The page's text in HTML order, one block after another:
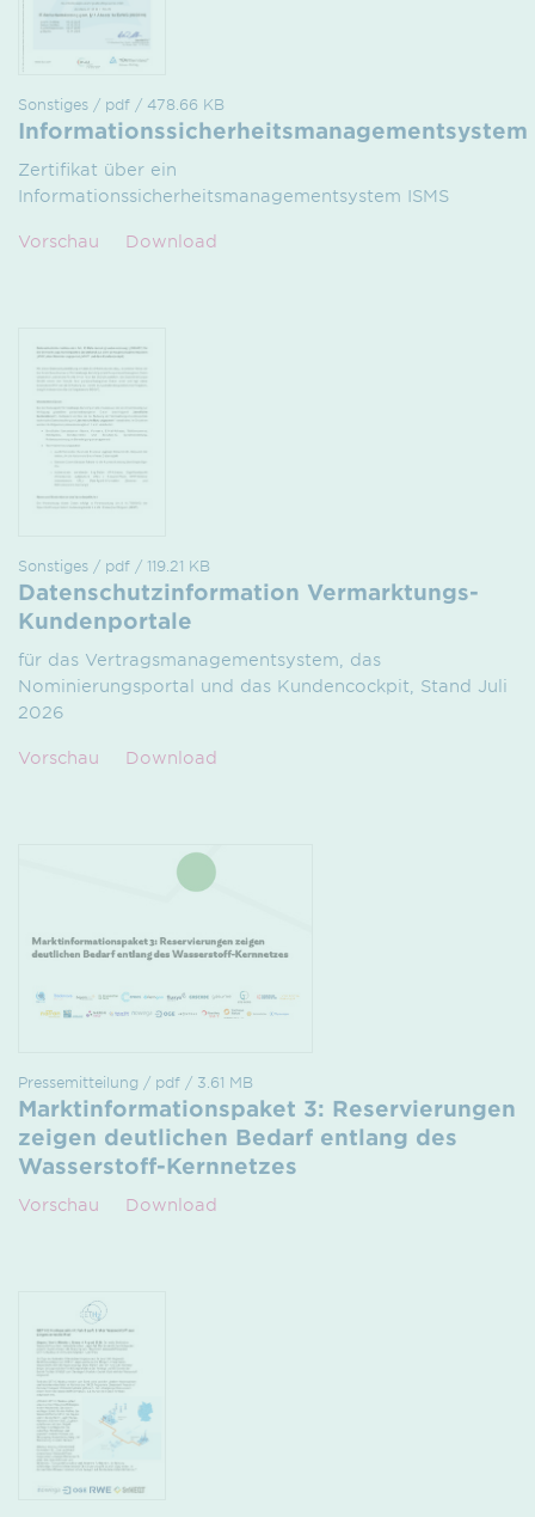
Sonstiges / pdf / 478.66 KB
Informationssicherheitsmanagementsystem
Zertifikat über ein
Informationssicherheitsmanagementsystem ISMS
Vorschau Download
Sonstiges / pdf / 119.21 KB
Datenschutzinformation Vermarktungs-
Kundenportale
für das Vertragsmanagementsystem, das
Nominierungsportal und das Kundencockpit, Stand Juli
2026
Vorschau Download
Pressemitteilung / pdf / 3.61 MB
Marktinformationspaket 3: Reservierungen
zeigen deutlichen Bedarf entlang des
Wasserstoff-Kernnetzes
Vorschau Download